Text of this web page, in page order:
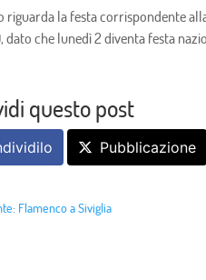
riguarda la festa corrispondente
dato che lunedì 2 diventa festa
questo post
Pubblicazione
Flamenco a Siviglia